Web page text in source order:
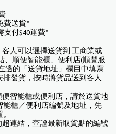
費送貨*
支付$40運費*
人可以選擇送貨到 工商業或
、順便智能櫃、便利店(順豐服
邊的「送貨地址」欄目中填寫
發貨，按時將貨品送到客人
智能櫃或便利店，請於送貨地
櫃／便利店編號及地址，先
連結，查證最新取貨點的編號